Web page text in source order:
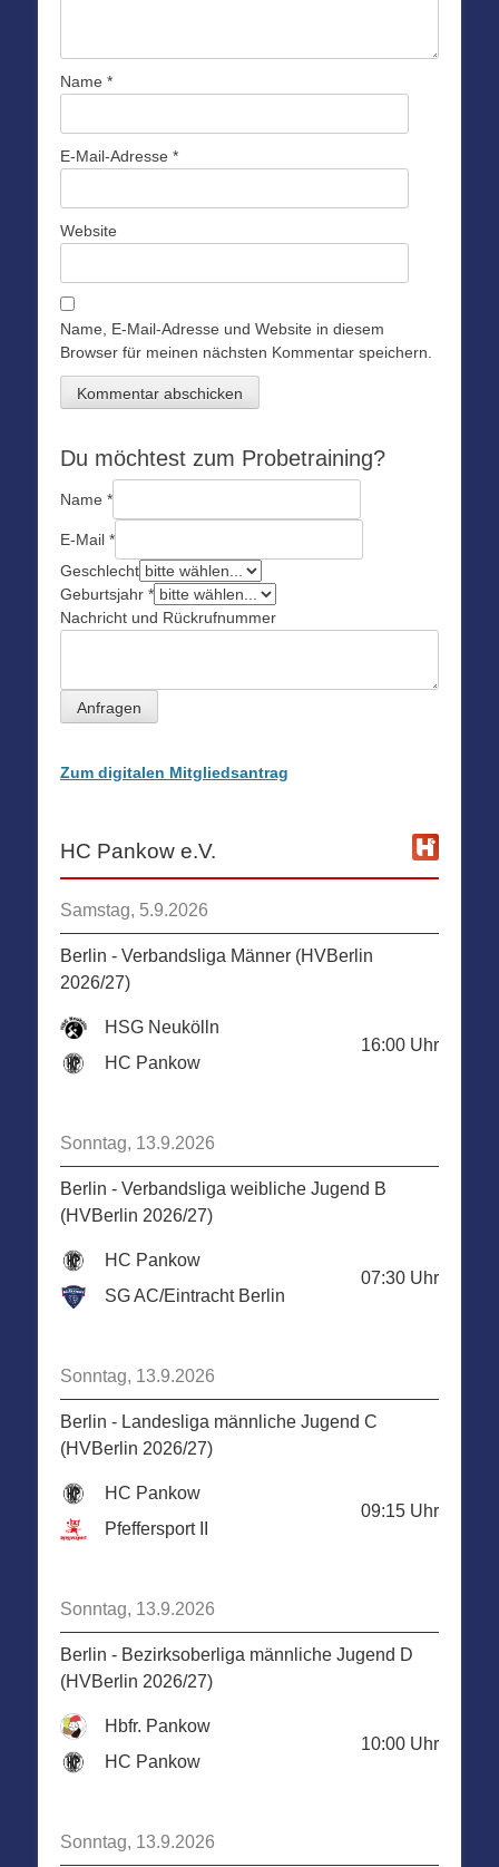
Name *
E-Mail-Adresse *
Website
Name, E-Mail-Adresse und Website in diesem
Browser für meinen nächsten Kommentar speichern.
Du möchtest zum Probetraining?
Name *
E-Mail *
Geschlecht
Geburtsjahr *
Nachricht und Rückrufnummer
Anfragen
Zum digitalen Mitgliedsantrag
HC Pankow e.V.
Samstag, 5.9.2026
Berlin - Verbandsliga Männer (HVBerlin
2026/27)
HSG Neukölln
HC Pankow
16:00 Uhr
Sonntag, 13.9.2026
Berlin - Verbandsliga weibliche Jugend B
(HVBerlin 2026/27)
HC Pankow
SG AC/Eintracht Berlin
07:30 Uhr
Sonntag, 13.9.2026
Berlin - Landesliga männliche Jugend C
(HVBerlin 2026/27)
HC Pankow
Pfeffersport II
09:15 Uhr
Sonntag, 13.9.2026
Berlin - Bezirksoberliga männliche Jugend D
(HVBerlin 2026/27)
Hbfr. Pankow
HC Pankow
10:00 Uhr
Sonntag, 13.9.2026